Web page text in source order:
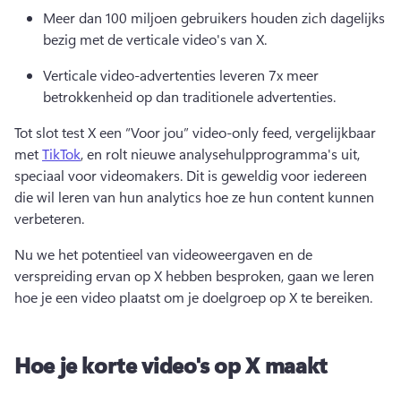
Meer dan 100 miljoen gebruikers houden zich dagelijks
bezig met de verticale video's van X.
Verticale video-advertenties leveren 7x meer
betrokkenheid op dan traditionele advertenties.
Tot slot test X een “Voor jou” video-only feed, vergelijkbaar
met TikTok, en rolt nieuwe analysehulpprogramma's uit,
speciaal voor videomakers. Dit is geweldig voor iedereen
die wil leren van hun analytics hoe ze hun content kunnen
verbeteren.
Nu we het potentieel van videoweergaven en de
verspreiding ervan op X hebben besproken, gaan we leren
hoe je een video plaatst om je doelgroep op X te bereiken.
Hoe je korte video's op X maakt